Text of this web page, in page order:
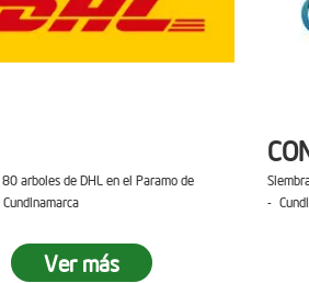
arboles de DHL en el Paramo de
Ver más
-